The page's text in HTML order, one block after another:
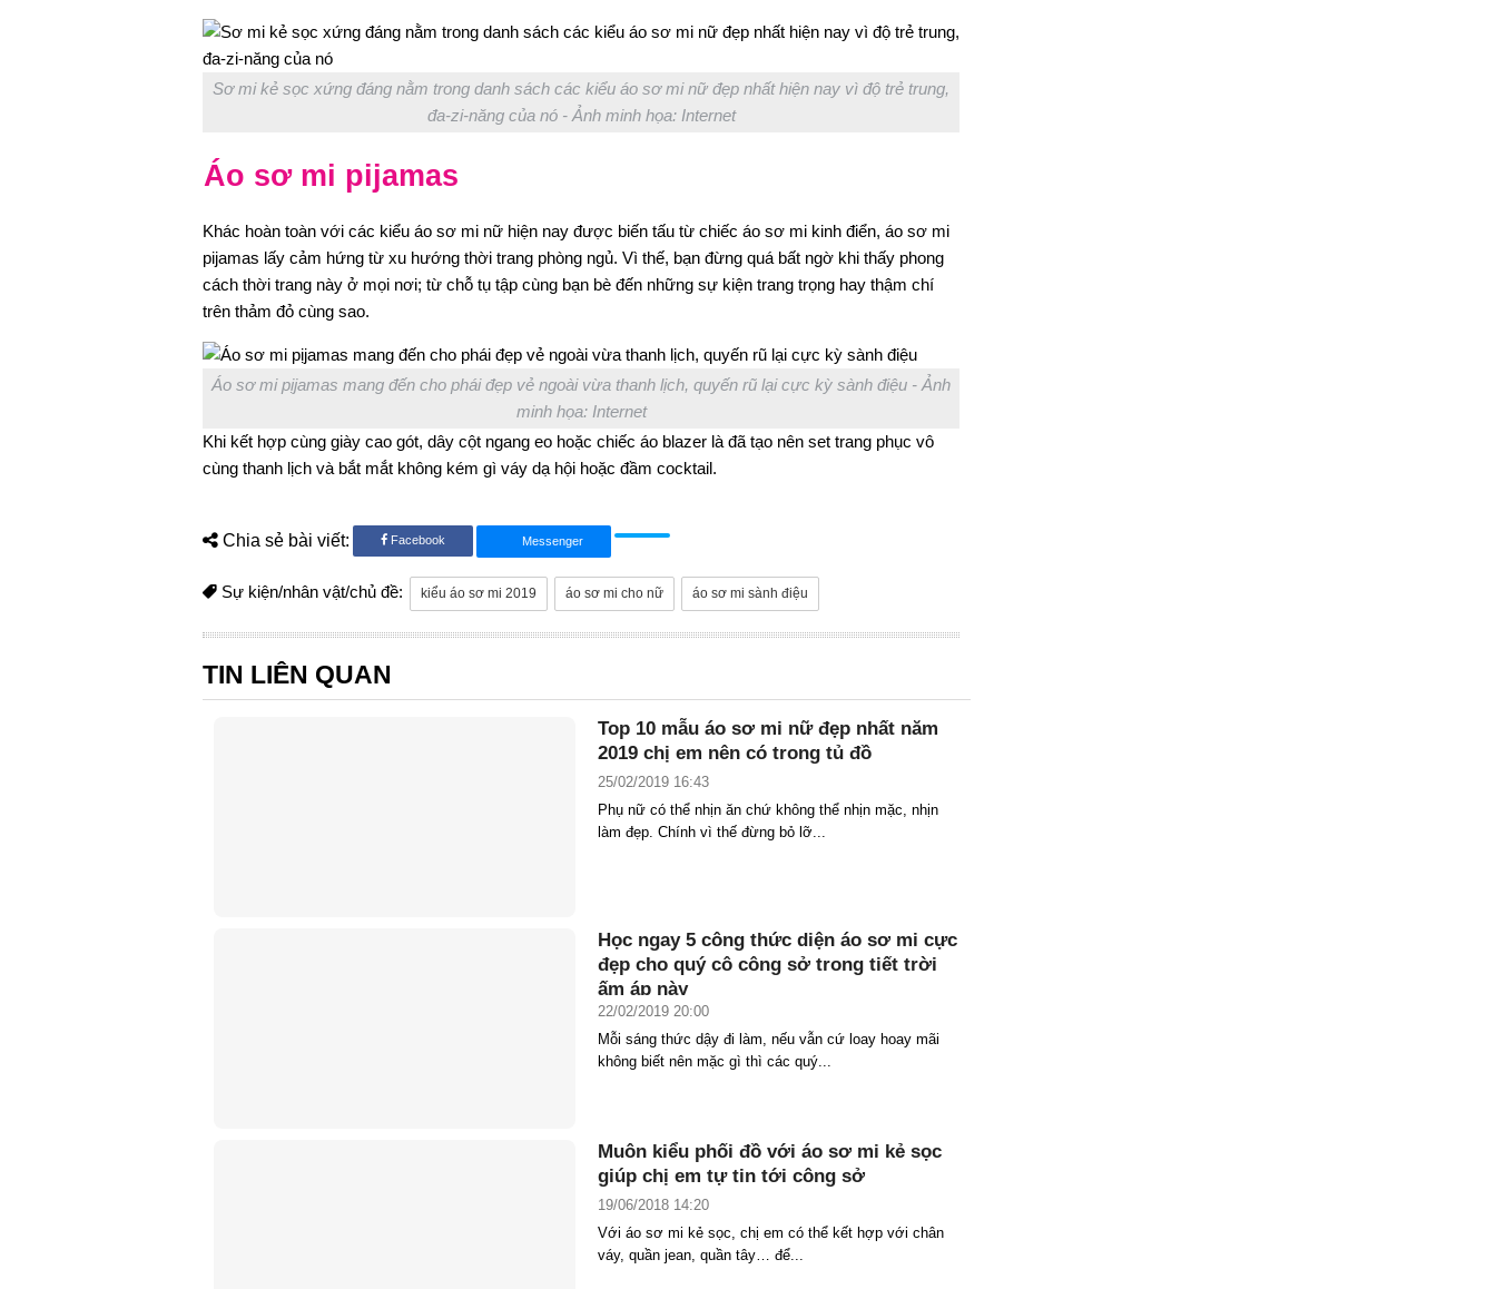
Sơ mi kẻ sọc xứng đáng nằm trong danh sách các kiểu áo sơ mi nữ đẹp nhất hiện nay vì độ trẻ trung,
đa-zi-năng của nó - Ảnh minh họa: Internet
Áo sơ mi pijamas
Khác hoàn toàn với các kiểu áo sơ mi nữ hiện nay được biến tấu từ chiếc áo sơ mi kinh điển, áo sơ mi
pijamas lấy cảm hứng từ xu hướng thời trang phòng ngủ. Vì thế, bạn đừng quá bất ngờ khi thấy phong
cách thời trang này ở mọi nơi; từ chỗ tụ tập cùng bạn bè đến những sự kiện trang trọng hay thậm chí
trên thảm đỏ cùng sao.
Áo sơ mi pịjamas mang đến cho phái đẹp vẻ ngoài vừa thanh lịch, quyến rũ lại cực kỳ sành điệu - Ảnh
minh họa: Internet
Khi kết hợp cùng giày cao gót, dây cột ngang eo hoặc chiếc áo blazer là đã tạo nên set trang phục vô
cùng thanh lịch và bắt mắt không kém gì váy dạ hội hoặc đầm cocktail.
Chia sẻ bài viết: Facebook Messenger
Sự kiện/nhân vật/chủ đề: kiểu áo sơ mi 2019 áo sơ mi cho nữ áo sơ mi sành điệu
TIN LIÊN QUAN
Top 10 mẫu áo sơ mi nữ đẹp nhất năm
2019 chị em nên có trong tủ đồ
25/02/2019 16:43
Phụ nữ có thể nhịn ăn chứ không thể nhịn mặc, nhịn
làm đẹp. Chính vì thế đừng bỏ lỡ...
Học ngay 5 công thức diện áo sơ mi cực
đẹp cho quý cô công sở trong tiết trời
ấm áp này
22/02/2019 20:00
Mỗi sáng thức dậy đi làm, nếu vẫn cứ loay hoay mãi
không biết nên mặc gì thì các quý...
Muôn kiểu phối đồ với áo sơ mi kẻ sọc
giúp chị em tự tin tới công sở
19/06/2018 14:20
Với áo sơ mi kẻ sọc, chị em có thể kết hợp với chân
váy, quần jean, quần tây… để...